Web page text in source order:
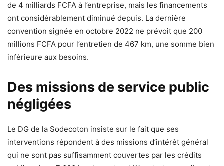
de 4 milliards FCFA à l’entreprise, mais les financements
ont considérablement diminué depuis. La dernière
convention signée en octobre 2022 ne prévoit que 200
millions FCFA pour l’entretien de 467 km, une somme bien
inférieure aux besoins.
Des missions de service public
négligées
Le DG de la Sodecoton insiste sur le fait que ses
interventions répondent à des missions d’intérêt général
qui ne sont pas suffisamment couvertes par les crédits